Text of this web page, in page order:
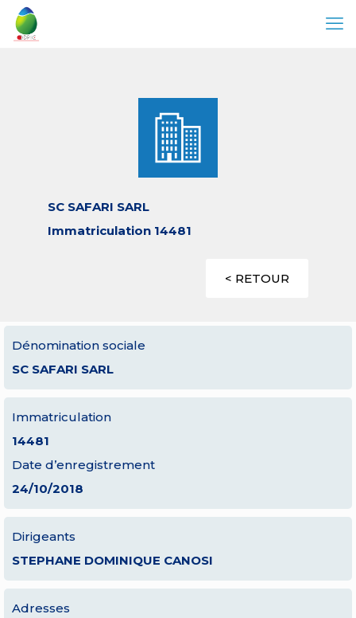
SC SAFARI SARL
Immatriculation 14481
< RETOUR
Dénomination sociale
SC SAFARI SARL
Immatriculation
14481
Date d’enregistrement
24/10/2018
Dirigeants
STEPHANE DOMINIQUE CANOSI
Adresses